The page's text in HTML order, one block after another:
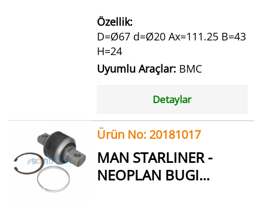
Özellik:
D=Ø67 d=Ø20 Ax=111.25 B=43
H=24
Uyumlu Araçlar: BMC
Detaylar
Ürün No: 20181017
MAN STARLINER -
NEOPLAN BUGI...